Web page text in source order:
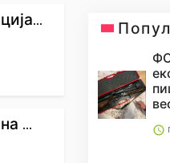
...